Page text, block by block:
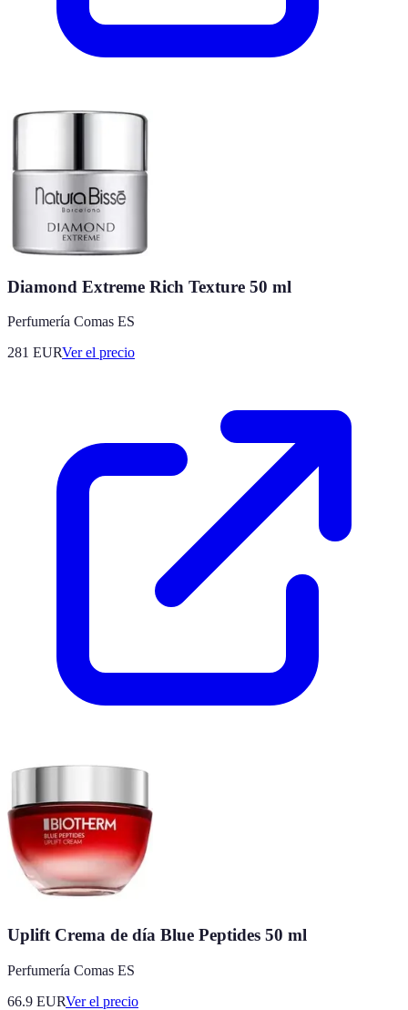
Diamond Extreme Rich Texture 50 ml
Perfumería Comas ES
281 EURVer el precio
Uplift Crema de día Blue Peptides 50 ml
Perfumería Comas ES
66.9 EURVer el precio